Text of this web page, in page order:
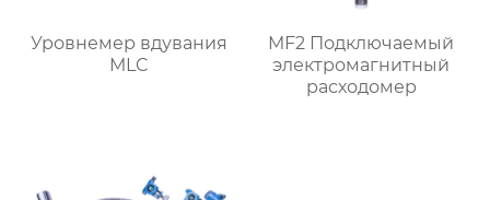
Уровнемер вдувания
MLC
MF2 Подключаемый
электромагнитный
расходомер